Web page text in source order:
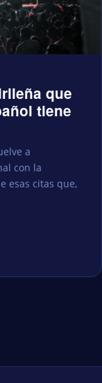
que
tiene
a
con la
esas citas que,